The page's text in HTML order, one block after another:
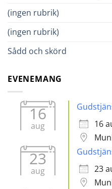
(ingen rubrik)
(ingen rubrik)
Sådd och skörd
EVENEMANG
16
aug
16
23
aug
23